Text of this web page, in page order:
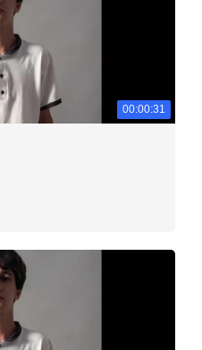
00:00:31